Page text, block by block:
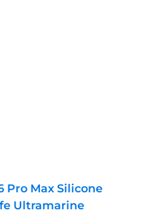
Pro Max Silicone
Ultramarine